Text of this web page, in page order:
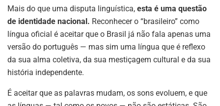
Mais do que uma disputa linguística, esta é uma questão
de identidade nacional. Reconhecer o “brasileiro” como
língua oficial é aceitar que o Brasil já não fala apenas uma
versão do português — mas sim uma língua que é reflexo
da sua alma coletiva, da sua mestiçagem cultural e da sua
história independente.
É aceitar que as palavras mudam, os sons evoluem, e que